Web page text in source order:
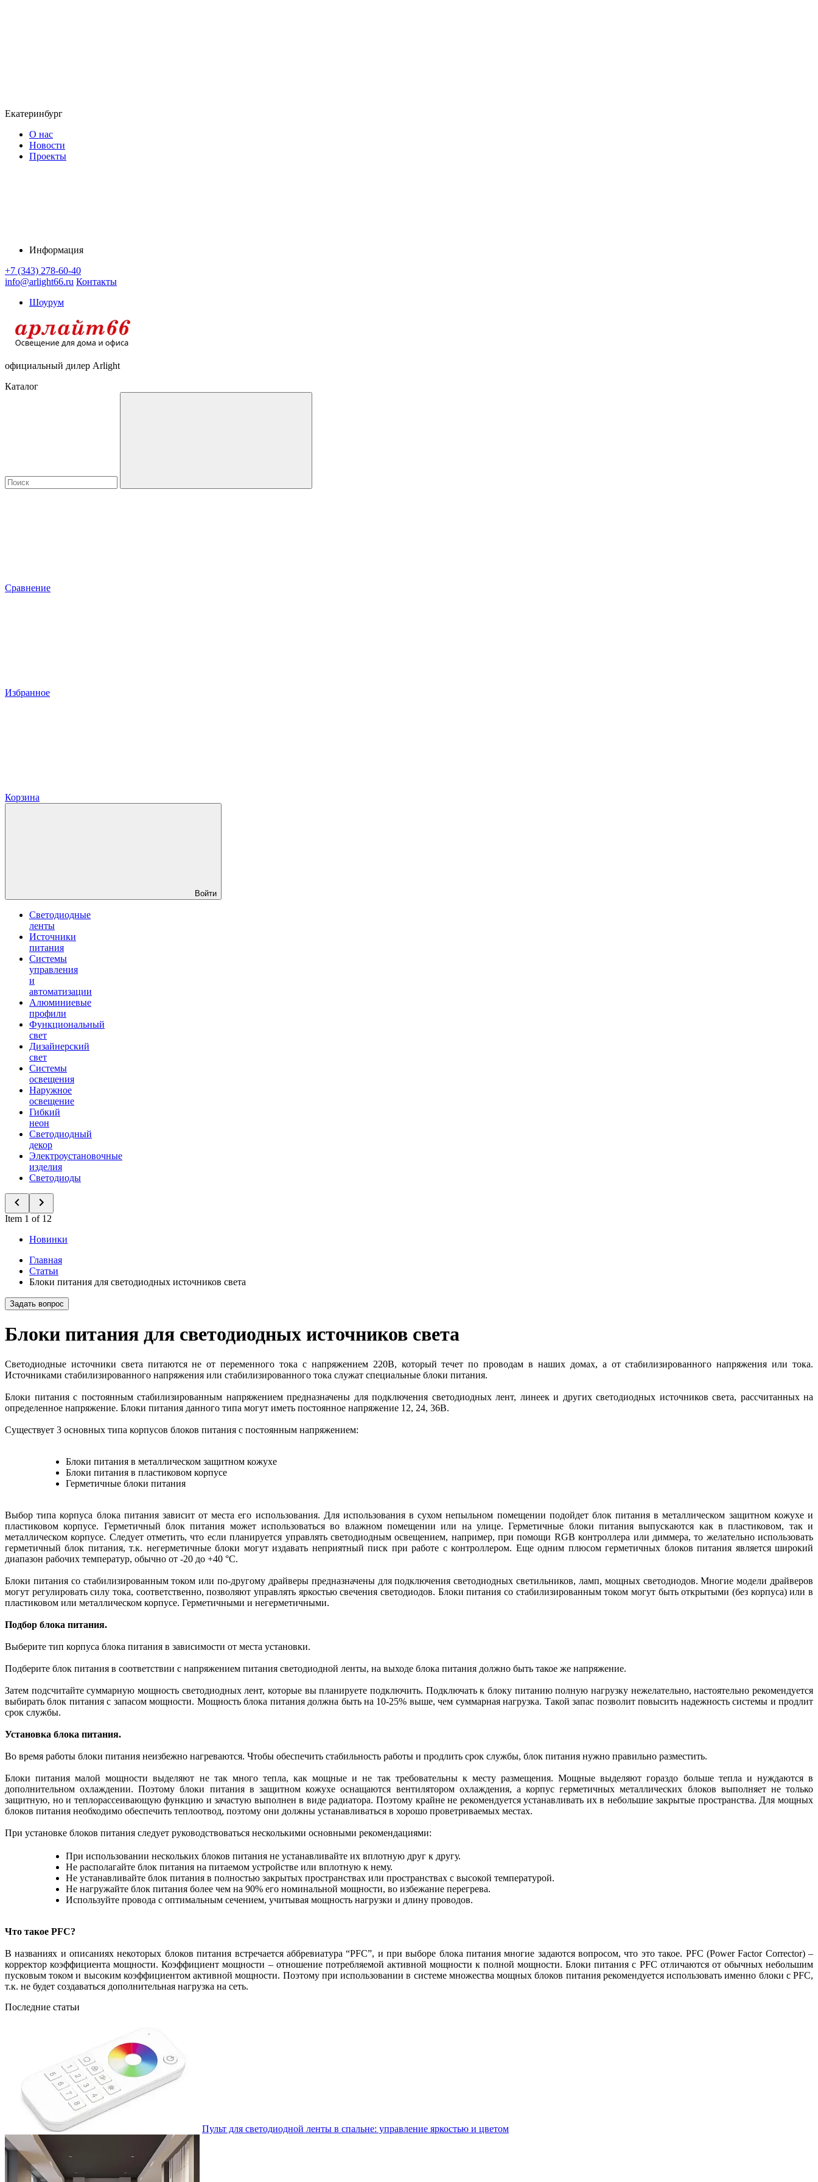
Екатеринбург
О нас
Новости
Проекты
Информация
+7 (343) 278-60-40
info@arlight66.ru Контакты
Шоурум
официальный дилер Arlight
Каталог
Сравнение
Избранное
Корзина
Войти
Светодиодные
ленты
Источники
питания
Системы
управления
и
автоматизации
Алюминиевые
профили
Функциональный
свет
Дизайнерский
свет
Системы
освещения
Наружное
освещение
Гибкий
неон
Светодиодный
декор
Электроустановочные
изделия
Светодиоды
Item 1 of 12
Новинки
Главная
Статьи
Блоки питания для светодиодных источников света
Задать вопрос
Блоки питания для светодиодных источников света
Светодиодные источники света питаются не от переменного тока с напряжением 220В, который течет по проводам в наших домах, а от стабилизированного напряжения или тока.
Источниками стабилизированного напряжения или стабилизированного тока служат специальные блоки питания.
Блоки питания с постоянным стабилизированным напряжением предназначены для подключения светодиодных лент, линеек и других светодиодных источников света, рассчитанных на
определенное напряжение. Блоки питания данного типа могут иметь постоянное напряжение 12, 24, 36В.
Существует 3 основных типа корпусов блоков питания с постоянным напряжением:
Блоки питания в металлическом защитном кожухе
Блоки питания в пластиковом корпусе
Герметичные блоки питания
Выбор типа корпуса блока питания зависит от места его использования. Для использования в сухом непыльном помещении подойдет блок питания в металлическом защитном кожухе и
пластиковом корпусе. Герметичный блок питания может использоваться во влажном помещении или на улице. Герметичные блоки питания выпускаются как в пластиковом, так и
металлическом корпусе. Следует отметить, что если планируется управлять светодиодным освещением, например, при помощи RGB контроллера или диммера, то желательно использовать
герметичный блок питания, т.к. негерметичные блоки могут издавать неприятный писк при работе с контроллером. Еще одним плюсом герметичных блоков питания является широкий
диапазон рабочих температур, обычно от -20 до +40 °C.
Блоки питания со стабилизированным током или по-другому драйверы предназначены для подключения светодиодных светильников, ламп, мощных светодиодов. Многие модели драйверов
могут регулировать силу тока, соответственно, позволяют управлять яркостью свечения светодиодов. Блоки питания со стабилизированным током могут быть открытыми (без корпуса) или в
пластиковом или металлическом корпусе. Герметичными и негерметичными.
Подбор блока питания.
Выберите тип корпуса блока питания в зависимости от места установки.
Подберите блок питания в соответствии с напряжением питания светодиодной ленты, на выходе блока питания должно быть такое же напряжение.
Затем подсчитайте суммарную мощность светодиодных лент, которые вы планируете подключить. Подключать к блоку питанию полную нагрузку нежелательно, настоятельно рекомендуется
выбирать блок питания с запасом мощности. Мощность блока питания должна быть на 10-25% выше, чем суммарная нагрузка. Такой запас позволит повысить надежность системы и продлит
срок службы.
Установка блока питания.
Во время работы блоки питания неизбежно нагреваются. Чтобы обеспечить стабильность работы и продлить срок службы, блок питания нужно правильно разместить.
Блоки питания малой мощности выделяют не так много тепла, как мощные и не так требовательны к месту размещения. Мощные выделяют гораздо больше тепла и нуждаются в
дополнительном охлаждении. Поэтому блоки питания в защитном кожухе оснащаются вентилятором охлаждения, а корпус герметичных металлических блоков выполняет не только
защитную, но и теплорассеивающую функцию и зачастую выполнен в виде радиатора. Поэтому крайне не рекомендуется устанавливать их в небольшие закрытые пространства. Для мощных
блоков питания необходимо обеспечить теплоотвод, поэтому они должны устанавливаться в хорошо проветриваемых местах.
При установке блоков питания следует руководствоваться несколькими основными рекомендациями:
При использовании нескольких блоков питания не устанавливайте их вплотную друг к другу.
Не располагайте блок питания на питаемом устройстве или вплотную к нему.
Не устанавливайте блок питания в полностью закрытых пространствах или пространствах с высокой температурой.
Не нагружайте блок питания более чем на 90% его номинальной мощности, во избежание перегрева.
Используйте провода с оптимальным сечением, учитывая мощность нагрузки и длину проводов.
Что такое PFC?
В названиях и описаниях некоторых блоков питания встречается аббревиатура “PFC”, и при выборе блока питания многие задаются вопросом, что это такое. PFC (Power Factor Corrector) –
корректор коэффициента мощности. Коэффициент мощности – отношение потребляемой активной мощности к полной мощности. Блоки питания с PFC отличаются от обычных небольшим
пусковым током и высоким коэффициентом активной мощности. Поэтому при использовании в системе множества мощных блоков питания рекомендуется использовать именно блоки с PFC,
т.к. не будет создаваться дополнительная нагрузка на сеть.
Последние статьи
Пульт для светодиодной ленты в спальне: управление яркостью и цветом